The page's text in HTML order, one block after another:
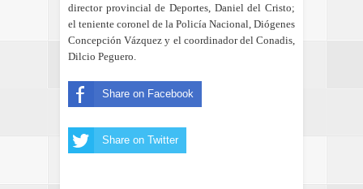
director provincial de Deportes, Daniel del Cristo;
el teniente coronel de la Policía Nacional, Diógenes
Concepción Vázquez y el coordinador del Conadis,
Dilcio Peguero.
Share on Facebook
Share on Twitter